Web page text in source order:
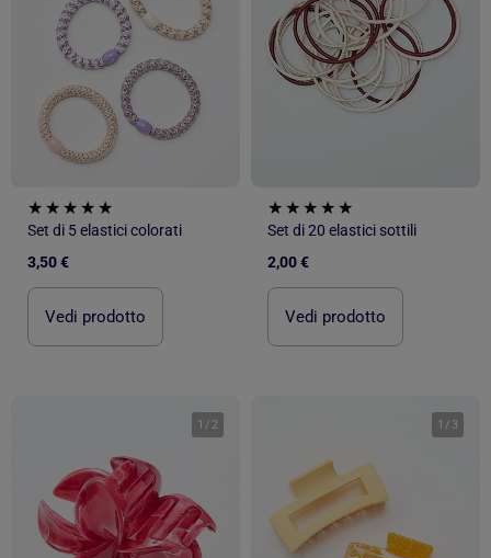
Set di 5 elastici colorati
3,50 €
Vedi prodotto
Set di 20 elastici sottili
2,00 €
Vedi prodotto
1 / 2 1 / 3